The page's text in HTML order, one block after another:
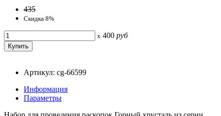
435
Скидка 8%
x 400 руб
Артикул: cg-66599
Информация
Параметры